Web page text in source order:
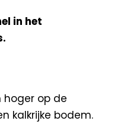
in het
hoger op de
kalkrijke bodem.